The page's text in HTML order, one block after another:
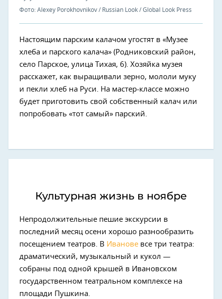
Фото: Alexey Porokhovnikov / Russian Look / Global Look Press
Настоящим парским калачом угостят в «Музее
хлеба и парского калача» (Родниковский район,
село Парское, улица Тихая, 6). Хозяйка музея
расскажет, как выращивали зерно, мололи муку
и пекли хлеб на Руси. На мастер-классе можно
будет приготовить свой собственный калач или
попробовать «тот самый» парский.
Культурная жизнь в ноябре
Непродолжительные пешие экскурсии в
последний месяц осени хорошо разнообразить
посещением театров. В Иванове все три театра:
драматический, музыкальный и кукол —
собраны под одной крышей в Ивановском
государственном театральном комплексе на
площади Пушкина.